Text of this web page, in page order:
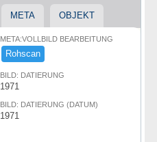
META OBJEKT
META:VOLLBILD BEARBEITUNG
Rohscan
BILD: DATIERUNG
1971
BILD: DATIERUNG (DATUM)
1971